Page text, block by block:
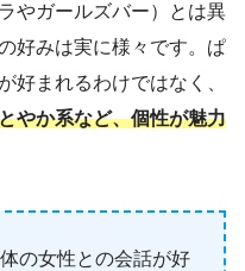
やガールズバー）とは異
好みは実に様々です。ぱ
好まれるわけではなく、
やか系など、個性が魅力
の女性との会話が好